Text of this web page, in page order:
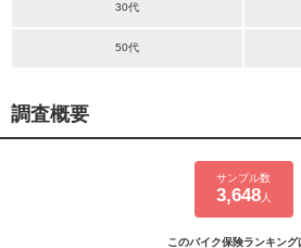
30代
50代
調査概要
サンプル数
3,648人
このバイク保険ランキング